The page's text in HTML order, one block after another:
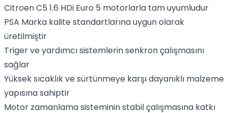
Citroen C5 1.6 HDi Euro 5 motorlarla tam uyumludur
PSA Marka kalite standartlarına uygun olarak
üretilmiştir
Triger ve yardımcı sistemlerin senkron çalışmasını
sağlar
Yüksek sıcaklık ve sürtünmeye karşı dayanıklı malzeme
yapısına sahiptir
Motor zamanlama sisteminin stabil çalışmasına katkı